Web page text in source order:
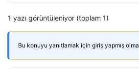
1 yazı görüntüleniyor (toplam 1)
Bu konuyu yanıtlamak için giriş yapmış